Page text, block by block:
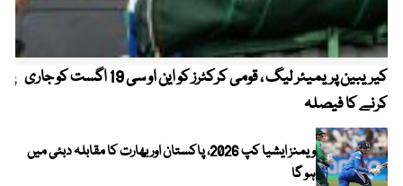
کیریبین پریمیئر لیگ ، قومی کرکٹرز کو این او سی 19 اگست کو جاری
کرنے کا فیصلہ
ویمنز ایشیا کپ 2026، پاکستان اور بھارت کا مقابلہ دبئی میں
ہو گا